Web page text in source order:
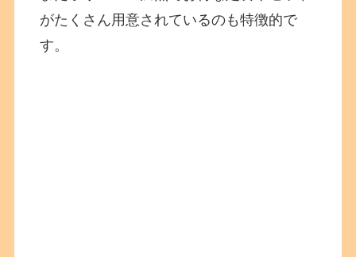
がたくさん用意されているのも特徴的で
す。